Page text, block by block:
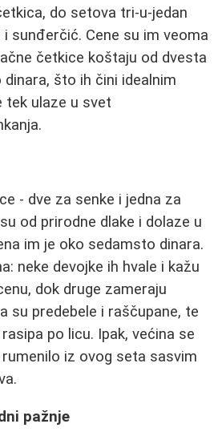
do setova tri-u-jedan
sunđerčić. Cene su im veoma
četkice koštaju od dvesta
što ih čini idealnim
tek ulaze u svet
- dve za senke i jedna za
od prirodne dlake i dolaze u
im je oko sedamsto dinara.
neke devojke ih hvale i kažu
dok druge zameraju
su predebele i raščupane, te
po licu. Ipak, većina se
iz ovog seta sasvim
pažnje